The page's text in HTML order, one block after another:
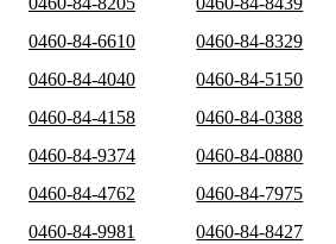
0460-84-6610
0460-84-8329
0460-84-4040
0460-84-5150
0460-84-4158
0460-84-0388
0460-84-9374
0460-84-0880
0460-84-4762
0460-84-7975
0460-84-9981
0460-84-8427